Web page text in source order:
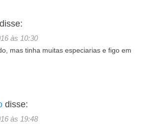
disse:
às 10:30
mas tinha muitas especiarias e figo em
disse:
às 19:48